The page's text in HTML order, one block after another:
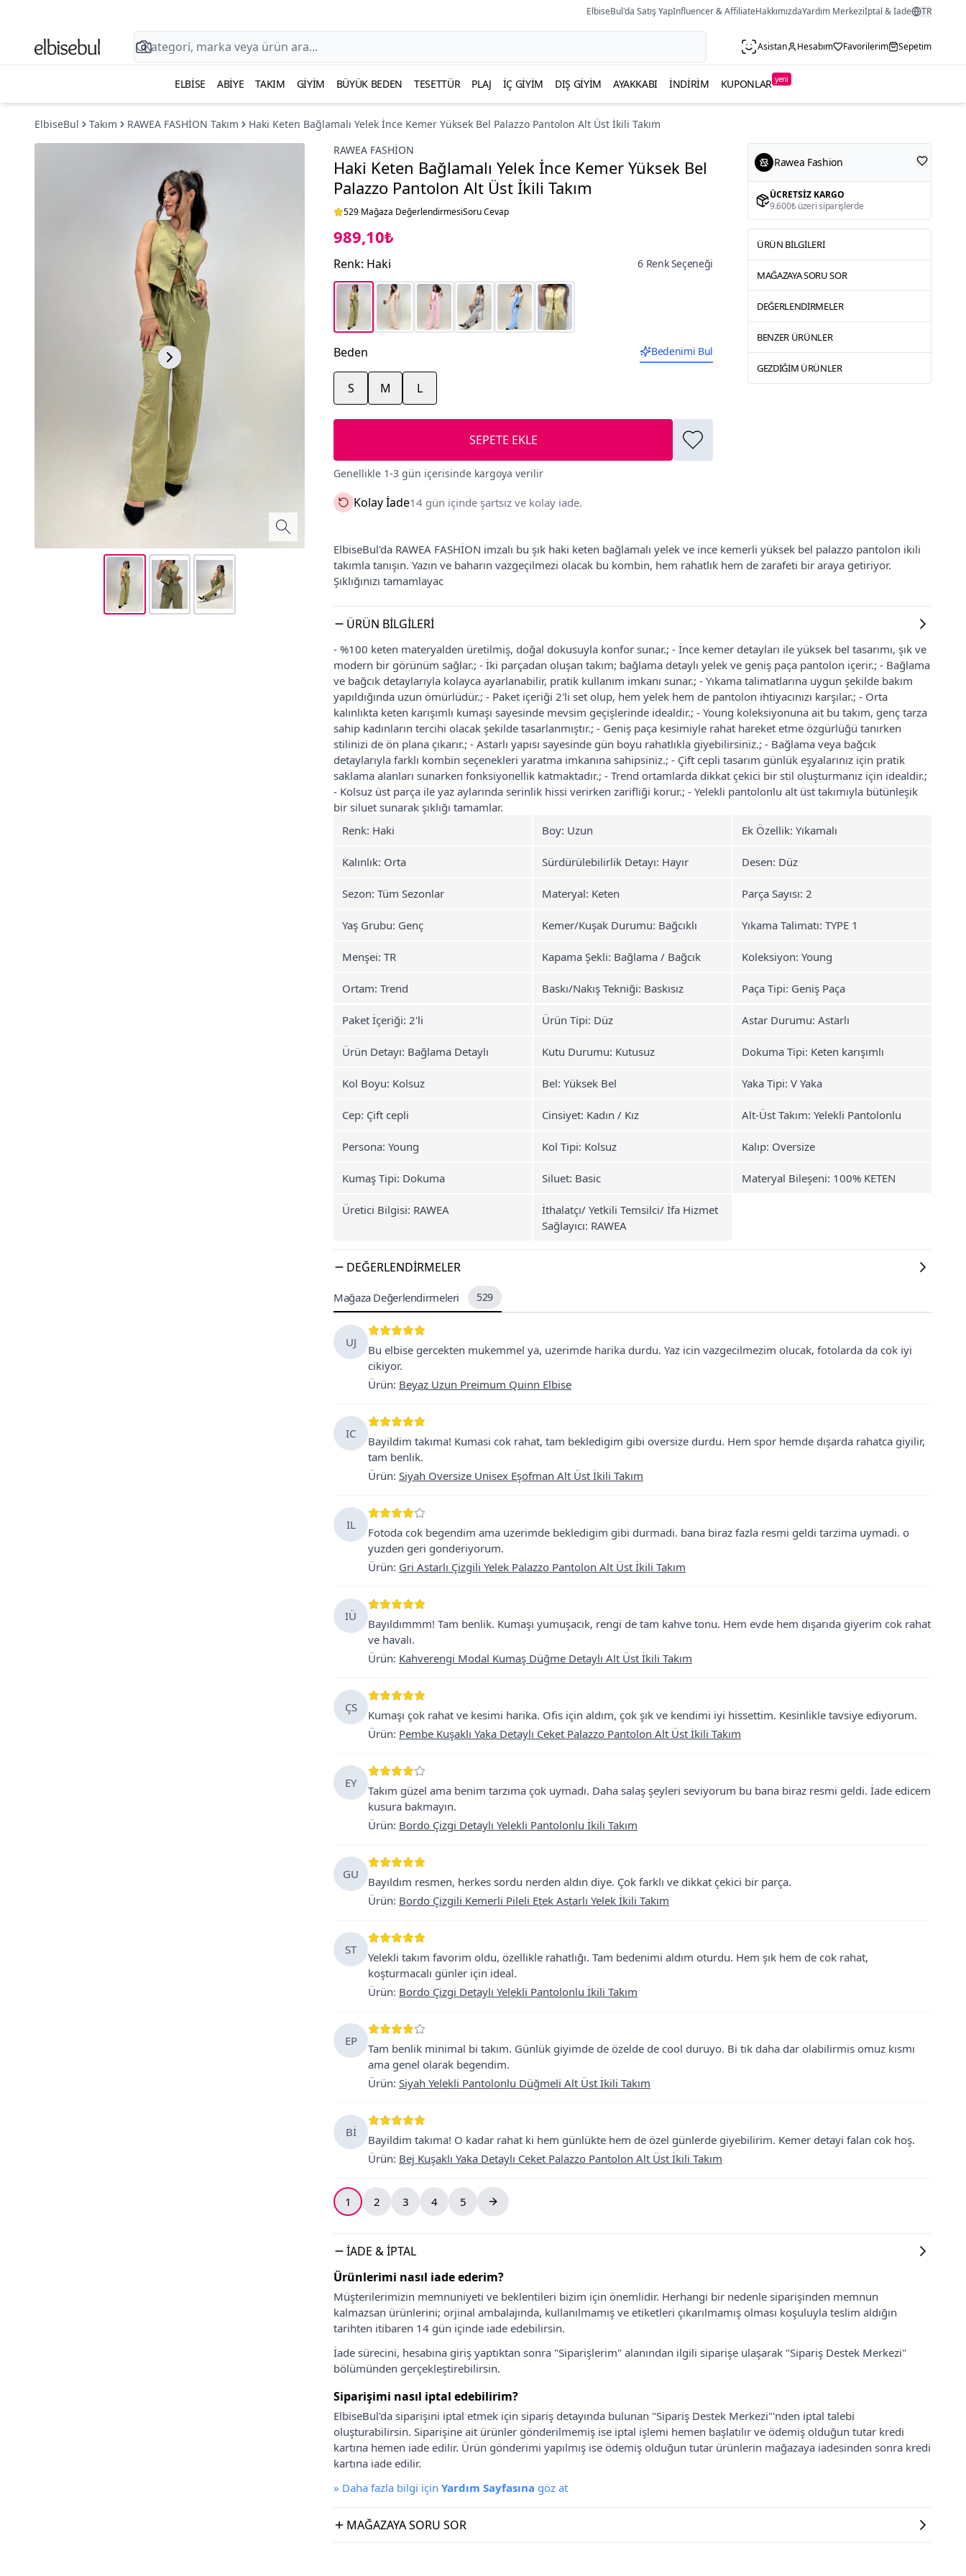
ElbiseBul'da Satış YapInfluencer & AffiliateHakkımızdaYardım Merkeziİptal & İade TR
Asistan Hesabım Favorilerim Sepetim
ELBISE ABIYE TAKIM GIYIM BÜYÜK BEDEN TESETTÜR PLAJ İÇ GIYIM DIŞ GIYIM AYAKKABI İNDIRIM KUPONLAR yeni
ElbiseBul Takım RAWEA FASHİON Takım
Haki Keten Bağlamalı Yelek İnce Kemer Yüksek Bel Palazzo Pantolon Alt Üst İkili Takım
RAWEA FASHİON
Haki Keten Bağlamalı Yelek İnce Kemer Yüksek Bel
Palazzo Pantolon Alt Üst İkili Takım
529 Mağaza DeğerlendirmesiSoru Cevap
989,10₺
Renk: Haki 6 Renk Seçeneği
Beden Bedenimi Bul
S M L
SEPETE EKLE
Genellikle 1-3 gün içerisinde kargoya verilir
Kolay İade14 gün içinde şartsız ve kolay iade.
Rawea Fashion
ÜCRETSIZ KARGO
9.600₺ üzeri siparişlerde
ÜRÜN BILGILERI
MAĞAZAYA SORU SOR
DEĞERLENDIRMELER
BENZER ÜRÜNLER
GEZDIĞIM ÜRÜNLER
ElbiseBul'da RAWEA FASHİON imzalı bu şık haki keten bağlamalı yelek ve ince kemerli yüksek bel palazzo pantolon ikili
takımla tanışın. Yazın ve baharın vazgeçilmezi olacak bu kombin, hem rahatlık hem de zarafeti bir araya getiriyor.
Şıklığınızı tamamlayac
ÜRÜN BILGILERI
- %100 keten materyalden üretilmiş, doğal dokusuyla konfor sunar.; - İnce kemer detayları ile yüksek bel tasarımı, şık ve
modern bir görünüm sağlar.; - İki parçadan oluşan takım; bağlama detaylı yelek ve geniş paça pantolon içerir.; - Bağlama
ve bağcık detaylarıyla kolayca ayarlanabilir, pratik kullanım imkanı sunar.; - Yıkama talimatlarına uygun şekilde bakım
yapıldığında uzun ömürlüdür.; - Paket içeriği 2'li set olup, hem yelek hem de pantolon ihtiyacınızı karşılar.; - Orta
kalınlıkta keten karışımlı kumaşı sayesinde mevsim geçişlerinde idealdir.; - Young koleksiyonuna ait bu takım, genç tarza
sahip kadınların tercihi olacak şekilde tasarlanmıştır.; - Geniş paça kesimiyle rahat hareket etme özgürlüğü tanırken
stilinizi de ön plana çıkarır.; - Astarlı yapısı sayesinde gün boyu rahatlıkla giyebilirsiniz.; - Bağlama veya bağcık
detaylarıyla farklı kombin seçenekleri yaratma imkanına sahipsiniz.; - Çift cepli tasarım günlük eşyalarınız için pratik
saklama alanları sunarken fonksiyonellik katmaktadır.; - Trend ortamlarda dikkat çekici bir stil oluşturmanız için idealdir.;
- Kolsuz üst parça ile yaz aylarında serinlik hissi verirken zarifliği korur.; - Yelekli pantolonlu alt üst takımıyla bütünleşik
bir siluet sunarak şıklığı tamamlar.
Renk: Haki
Boy: Uzun Ek Özellik: Yıkamalı
Kalınlık: Orta Sürdürülebilirlik Detayı: Hayır Desen: Düz
Sezon: Tüm Sezonlar Materyal: Keten Parça Sayısı: 2
Yaş Grubu: Genç Kemer/Kuşak Durumu: Bağcıklı Yıkama Talimatı: TYPE 1
Menşei: TR Kapama Şekli: Bağlama / Bağcık Koleksiyon: Young
Ortam: Trend Baskı/Nakış Tekniği: Baskısız Paça Tipi: Geniş Paça
Paket İçeriği: 2'li Ürün Tipi: Düz Astar Durumu: Astarlı
Ürün Detayı: Bağlama Detaylı Kutu Durumu: Kutusuz Dokuma Tipi: Keten karışımlı
Kol Boyu: Kolsuz Bel: Yüksek Bel Yaka Tipi: V Yaka
Cep: Çift cepli Cinsiyet: Kadın / Kız Alt-Üst Takım: Yelekli Pantolonlu
Persona: Young Kol Tipi: Kolsuz Kalıp: Oversize
Kumaş Tipi: Dokuma Siluet: Basic Materyal Bileşeni: 100% KETEN
Üretici Bilgisi: RAWEA
İthalatçı/ Yetkili Temsilci/ İfa Hizmet
Sağlayıcı: RAWEA
DEĞERLENDIRMELER
Mağaza Değerlendirmeleri 529
UJ
Bu elbise gercekten mukemmel ya, uzerimde harika durdu. Yaz icin vazgecilmezim olucak, fotolarda da cok iyi
cikiyor.
Ürün: Beyaz Uzun Preimum Quinn Elbise
IC
Bayildim takıma! Kumasi cok rahat, tam bekledigim gibi oversize durdu. Hem spor hemde dışarda rahatca giyilir,
tam benlik.
Ürün: Siyah Oversize Unisex Eşofman Alt Üst İkili Takım
IL
Fotoda cok begendim ama uzerimde bekledigim gibi durmadi. bana biraz fazla resmi geldi tarzima uymadi. o
yuzden geri gonderiyorum.
Ürün: Gri Astarlı Çizgili Yelek Palazzo Pantolon Alt Üst İkili Takım
IÜ
Bayıldımmm! Tam benlik. Kumaşı yumuşacık, rengi de tam kahve tonu. Hem evde hem dışarıda giyerim cok rahat
ve havalı.
Ürün: Kahverengi Modal Kumaş Düğme Detaylı Alt Üst İkili Takım
ÇS
Kumaşı çok rahat ve kesimi harika. Ofis için aldım, çok şık ve kendimi iyi hissettim. Kesinlikle tavsiye ediyorum.
Ürün: Pembe Kuşaklı Yaka Detaylı Ceket Palazzo Pantolon Alt Üst İkili Takım
EY
Takım güzel ama benim tarzıma çok uymadı. Daha salaş şeyleri seviyorum bu bana biraz resmi geldi. İade edicem
kusura bakmayın.
Ürün: Bordo Çizgi Detaylı Yelekli Pantolonlu İkili Takım
GU
Bayıldım resmen, herkes sordu nerden aldın diye. Çok farklı ve dikkat çekici bir parça.
Ürün: Bordo Çizgili Kemerli Pileli Etek Astarlı Yelek İkili Takım
ST
Yelekli takım favorim oldu, özellikle rahatlığı. Tam bedenimi aldım oturdu. Hem şık hem de cok rahat,
koşturmacalı günler için ideal.
Ürün: Bordo Çizgi Detaylı Yelekli Pantolonlu İkili Takım
EP
Tam benlik minimal bi takım. Günlük giyimde de özelde de cool duruyo. Bi tık daha dar olabilirmis omuz kısmı
ama genel olarak begendim.
Ürün: Siyah Yelekli Pantolonlu Düğmeli Alt Üst İkili Takım
Bİ
Bayildim takıma! O kadar rahat ki hem günlükte hem de özel günlerde giyebilirim. Kemer detayi falan cok hoş.
Ürün: Bej Kuşaklı Yaka Detaylı Ceket Palazzo Pantolon Alt Üst İkili Takım
1 2 3 4 5
İADE & İPTAL
Ürünlerimi nasıl iade ederim?
Müşterilerimizin memnuniyeti ve beklentileri bizim için önemlidir. Herhangi bir nedenle siparişinden memnun
kalmazsan ürünlerini; orjinal ambalajında, kullanılmamış ve etiketleri çıkarılmamış olması koşuluyla teslim aldığın
tarihten itibaren 14 gün içinde iade edebilirsin.
İade sürecini, hesabına giriş yaptıktan sonra "Siparişlerim" alanından ilgili siparişe ulaşarak "Sipariş Destek Merkezi"
bölümünden gerçekleştirebilirsin.
Siparişimi nasıl iptal edebilirim?
ElbiseBul'da siparişini iptal etmek için sipariş detayında bulunan "Sipariş Destek Merkezi"'nden iptal talebi
oluşturabilirsin. Siparişine ait ürünler gönderilmemiş ise iptal işlemi hemen başlatılır ve ödemiş olduğun tutar kredi
kartına hemen iade edilir. Ürün gönderimi yapılmış ise ödemiş olduğun tutar ürünlerin mağazaya iadesinden sonra kredi
kartına iade edilir.
» Daha fazla bilgi için Yardım Sayfasına göz at
MAĞAZAYA SORU SOR